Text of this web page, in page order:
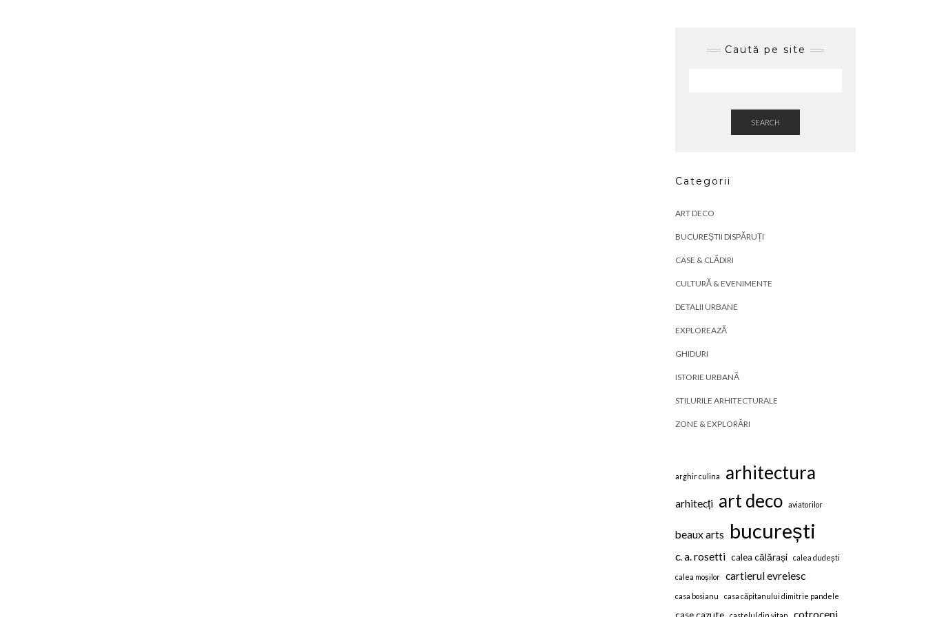
Caută pe site
SEARCH
Categorii
ART DECO
BUCUREȘTII DISPĂRUȚI
CASE & CLĂDIRI
CULTURĂ & EVENIMENTE
DETALII URBANE
EXPLOREAZĂ
GHIDURI
ISTORIE URBANĂ
STILURILE ARHITECTURALE
ZONE & EXPLORĂRI
arghir culina arhitectura
arhitecți art deco aviatorilor
beaux arts bucurești
c. a. rosetti calea călărași calea dudești
calea moșilor cartierul evreiesc
casa bosianu casa căpitanului dimitrie pandele
cotroceni